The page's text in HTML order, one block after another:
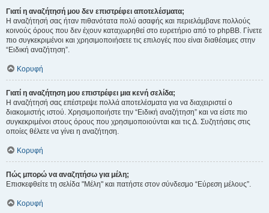
Γιατί η αναζήτησή μου δεν επιστρέφει αποτελέσματα;
Η αναζήτησή σας ήταν πιθανότατα πολύ ασαφής και περιελάμβανε πολλούς
κοινούς όρους που δεν έχουν καταχωρηθεί στο ευρετήριο από το phpBB. Γίνετε
πιο συγκεκριμένοι και χρησιμοποιήσετε τις επιλογές που είναι διαθέσιμες στην
“Ειδική αναζήτηση”.
Κορυφή
Γιατί η αναζήτηση μου επιστρέφει μια κενή σελίδα;
Η αναζήτησή σας επέστρεψε πολλά αποτελέσματα για να διαχειριστεί ο
διακομιστής ιστού. Χρησιμοποιήστε την “Ειδική αναζήτηση” και να είστε πιο
συγκεκριμένοι στους όρους που χρησιμοποιούνται και τις Δ. Συζητήσεις στις
οποίες θέλετε να γίνει η αναζήτηση.
Κορυφή
Πώς μπορώ να αναζητήσω για μέλη;
Επισκεφθείτε τη σελίδα "Μέλη" και πατήστε στον σύνδεσμο “Εύρεση μέλους”.
Κορυφή